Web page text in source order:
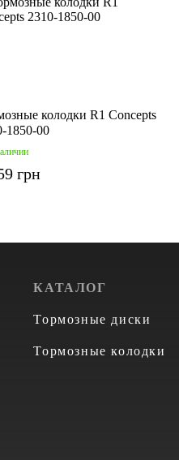
колодки R1 Concepts
1850-00
грн
КАТАЛОГ
Тормозные диски
Тормозные колодки